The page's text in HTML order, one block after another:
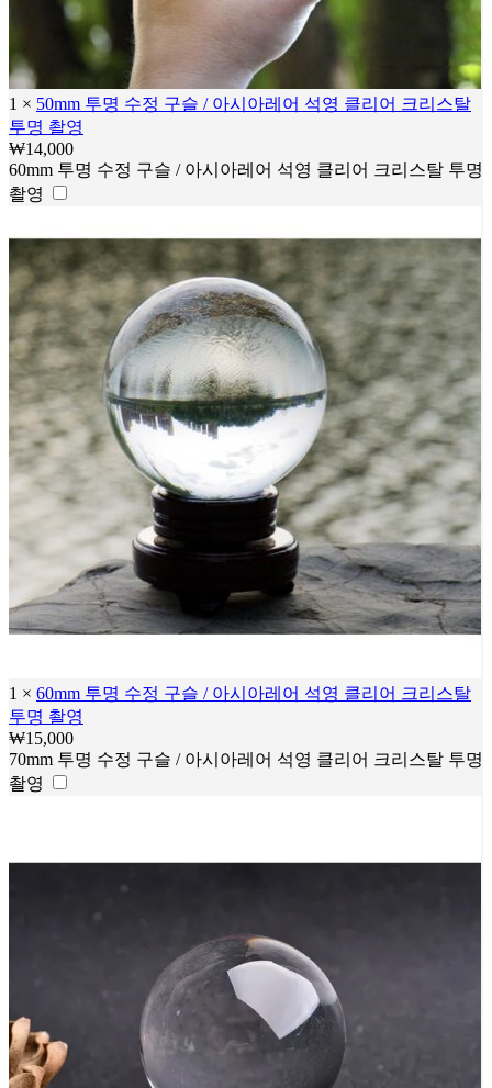
1 × 50mm 투명 수정 구슬 / 아시아레어 석영 클리어 크리스탈
투명 촬영
₩14,000
60mm 투명 수정 구슬 / 아시아레어 석영 클리어 크리스탈 투명
촬영
1 × 60mm 투명 수정 구슬 / 아시아레어 석영 클리어 크리스탈
투명 촬영
₩15,000
70mm 투명 수정 구슬 / 아시아레어 석영 클리어 크리스탈 투명
촬영